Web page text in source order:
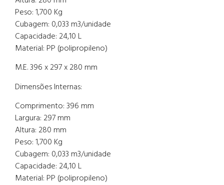
Peso: 1,700 Kg
Cubagem: 0,033 m3/unidade
Capacidade: 24,10 L
Material: PP (polipropileno)
M.E. 396 x 297 x 280 mm
Dimensões Internas:
Comprimento: 396 mm
Largura: 297 mm
Altura: 280 mm
Peso: 1,700 Kg
Cubagem: 0,033 m3/unidade
Capacidade: 24,10 L
Material: PP (polipropileno)